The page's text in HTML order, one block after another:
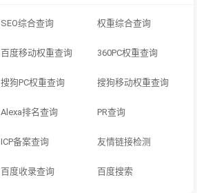
SEO综合查询 权重综合查询
百度移动权重查询 360PC权重查询
搜狗PC权重查询 搜狗移动权重查询
Alexa排名查询 PR查询
ICP备案查询 友情链接检测
百度收录查询 百度搜索